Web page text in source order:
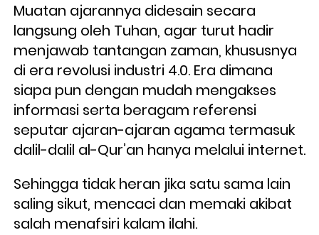
Muatan ajarannya didesain secara
langsung oleh Tuhan, agar turut hadir
menjawab tantangan zaman, khususnya
di era revolusi industri 4.0. Era dimana
siapa pun dengan mudah mengakses
informasi serta beragam referensi
seputar ajaran-ajaran agama termasuk
Sehingga tidak heran jika satu sama lain
saling sikut, mencaci dan memaki akibat
salah menafsiri kalam ilahi.